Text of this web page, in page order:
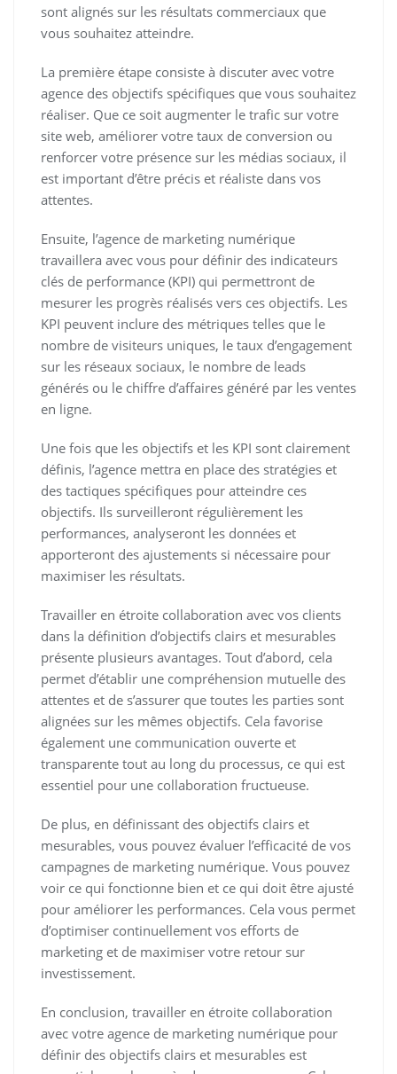
sont alignés sur les résultats commerciaux que
vous souhaitez atteindre.
La première étape consiste à discuter avec votre
agence des objectifs spécifiques que vous souhaitez
réaliser. Que ce soit augmenter le trafic sur votre
site web, améliorer votre taux de conversion ou
renforcer votre présence sur les médias sociaux, il
est important d’être précis et réaliste dans vos
attentes.
Ensuite, l’agence de marketing numérique
travaillera avec vous pour définir des indicateurs
clés de performance (KPI) qui permettront de
mesurer les progrès réalisés vers ces objectifs. Les
KPI peuvent inclure des métriques telles que le
nombre de visiteurs uniques, le taux d’engagement
sur les réseaux sociaux, le nombre de leads
générés ou le chiffre d’affaires généré par les ventes
en ligne.
Une fois que les objectifs et les KPI sont clairement
définis, l’agence mettra en place des stratégies et
des tactiques spécifiques pour atteindre ces
objectifs. Ils surveilleront régulièrement les
performances, analyseront les données et
apporteront des ajustements si nécessaire pour
maximiser les résultats.
Travailler en étroite collaboration avec vos clients
dans la définition d’objectifs clairs et mesurables
présente plusieurs avantages. Tout d’abord, cela
permet d’établir une compréhension mutuelle des
attentes et de s’assurer que toutes les parties sont
alignées sur les mêmes objectifs. Cela favorise
également une communication ouverte et
transparente tout au long du processus, ce qui est
essentiel pour une collaboration fructueuse.
De plus, en définissant des objectifs clairs et
mesurables, vous pouvez évaluer l’efficacité de vos
campagnes de marketing numérique. Vous pouvez
voir ce qui fonctionne bien et ce qui doit être ajusté
pour améliorer les performances. Cela vous permet
d’optimiser continuellement vos efforts de
marketing et de maximiser votre retour sur
investissement.
En conclusion, travailler en étroite collaboration
avec votre agence de marketing numérique pour
définir des objectifs clairs et mesurables est